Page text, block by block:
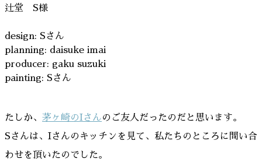
辻堂 S様
design: Sさん
planning: daisuke imai
producer: gaku suzuki
painting: Sさん
たしか、 茅ヶ崎のIさんのご友人だったのだと思います。
Sさんは、Iさんのキッチンを見て、私たちのところに問い合
わせを頂いたのでした。